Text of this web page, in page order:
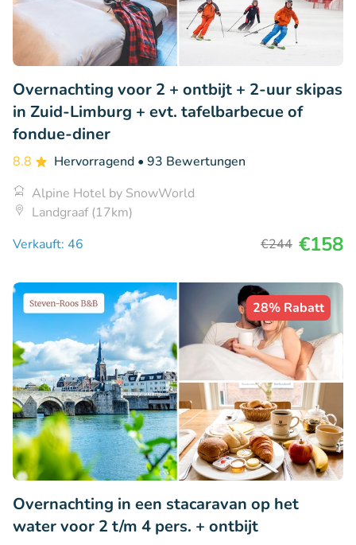
Overnachting voor 2 + ontbijt + 2-uur skipas
in Zuid-Limburg + evt. tafelbarbecue of
fondue-diner
8.8 Hervorragend • 93 Bewertungen
Alpine Hotel by SnowWorld
Landgraaf (17km)
Verkauft: 46
€244 €158
28% Rabatt
Overnachting in een stacaravan op het
water voor 2 t/m 4 pers. + ontbijt